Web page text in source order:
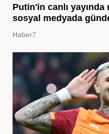
Putin'in canlı
sosyal medyada
Haber7